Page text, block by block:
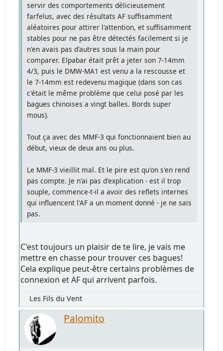
servir des comportements délicieusement
farfelus, avec des résultats AF suffisamment
aléatoires pour attirer l'attention, et suffisamment
stables pour ne pas être détectés facilement si je
n'en avais pas d'autres sous la main pour
comparer. Elpabar était prêt a jeter son 7-14mm
4/3, puis le DMW-MA1 est venu a la rescousse et
le 7-14mm est redevenu magique (dans son cas
c'était le même problème que celui posé par les
bagues chinoises a vingt balles. Bords super
mous).
Tout ça avec des MMF-3 qui fonctionnaient bien au
début, vieux de deux ans ou plus.
Le MMF-3 vieillit mal. Et le pire est qu'on s'en rend
pas compte. Je n'ai pas d'explication - est il trop
souple, commence-t-il a avoir des reflets internes
qui influencent l'AF a un moment donné - je ne sais
pas.
C'est toujours un plaisir de te lire, je vais me
mettre en chasse pour trouver ces bagues!
Cela explique peut-être certains problèmes de
connexion et AF qui arrivent parfois.
Les Fils du Vent
Palomito